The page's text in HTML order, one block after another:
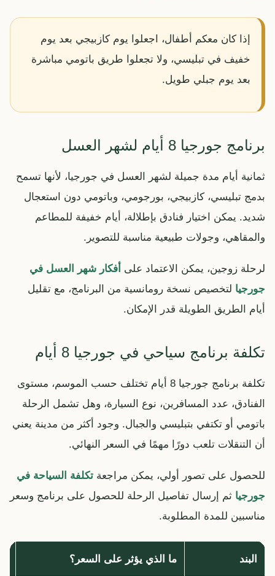
إذا كان معكم أطفال، اجعلوا يوم كازبيجي بعد يوم
خفيف في تبليسي، ولا تجعلوا طريق باتومي مباشرة
بعد يوم جبلي طويل.
برنامج جورجيا 8 أيام لشهر العسل
ثمانية أيام مدة جميلة لشهر العسل في جورجيا، لأنها تسمح
بدمج تبليسي، كازبيجي، بورجومي، وباتومي دون استعجال
شديد. يمكن اختيار فنادق بإطلالة، أيام خفيفة للمطاعم
والمقاهي، وجولات طبيعية مناسبة للتصوير.
لرحلة زوجين، يمكن الاعتماد على أفكار شهر العسل في
جورجيا لتخصيص نسخة رومانسية من البرنامج، مع تقليل
أيام الطريق الطويلة قدر الإمكان.
تكلفة برنامج سياحي في جورجيا 8 أيام
تكلفة برنامج جورجيا 8 أيام تختلف حسب الموسم، مستوى
الفنادق، عدد المسافرين، نوع السيارة، وهل تشمل الرحلة
باتومي أو تكتفي بتبليسي والجبال. وجود أكثر من مدينة يعني
أن التنقلات تلعب دورًا مهمًا في السعر النهائي.
للحصول على تصور أولي، يمكن مراجعة تكلفة السياحة في
جورجيا ثم إرسال تفاصيل الرحلة للحصول على برنامج وسعر
مناسبين للمدة المطلوبة.
البند ما الذي يؤثر على السعر؟